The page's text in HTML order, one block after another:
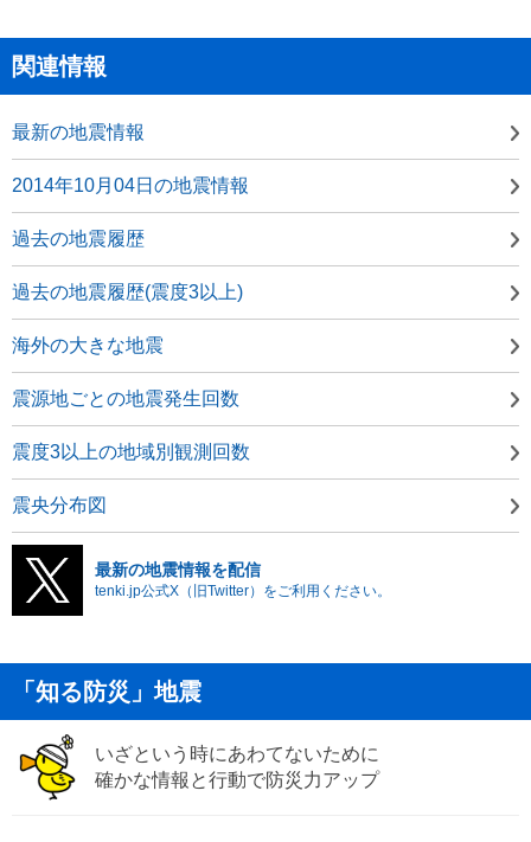
関連情報
最新の地震情報
2014年10月04日の地震情報
過去の地震履歴
過去の地震履歴(震度3以上)
海外の大きな地震
震源地ごとの地震発生回数
震度3以上の地域別観測回数
震央分布図
最新の地震情報を配信
tenki.jp公式X（旧Twitter）をご利用ください。
「知る防災」地震
いざという時にあわてないために
確かな情報と行動で防災力アップ